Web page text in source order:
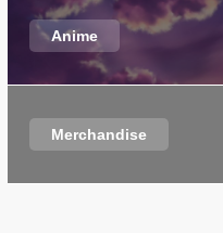
Anime
Merchandise